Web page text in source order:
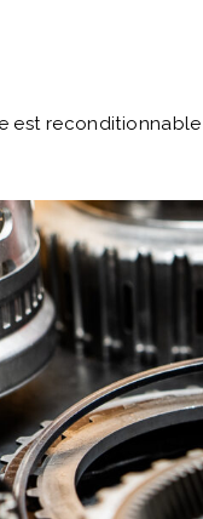
est reconditionnable